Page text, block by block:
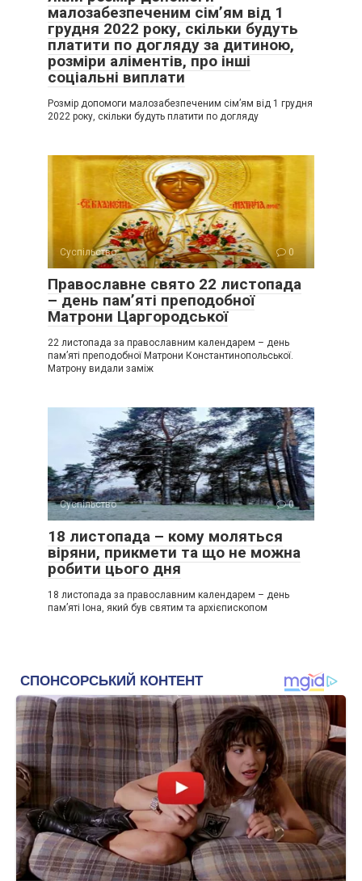
малозабезпеченим сім’ям від 1
грудня 2022 року, скільки будуть
платити по догляду за дитиною,
розміри аліментів, про інші
соціальні виплати
Розмір допомоги малозабезпеченим сім’ям від 1 грудня
2022 року, скільки будуть платити по догляду
Суспільство 0
Православне свято 22 листопада
– день пам’яті преподобної
Матрони Царгородської
22 листопада за православним календарем – день
пам’яті преподобної Матрони Константинопольської.
Матрону видали заміж
Суспільство 0
18 листопада – кому моляться
віряни, прикмети та що не можна
робити цього дня
18 листопада за православним календарем – день
пам’яті Іона, який був святим та архієпископом